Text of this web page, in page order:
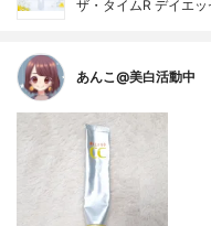
ザ・タイムR デイエ
あんこ@美白活動中